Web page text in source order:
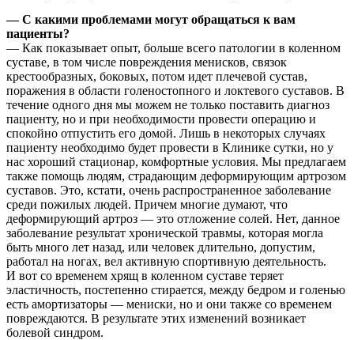
— С какими проблемами могут обращаться к вам
пациенты?
— Как показывает опыт, больше всего патологии в коленном
суставе, в том числе повреждения менисков, связок
крестообразных, боковых, потом идет плечевой сустав,
поражения в области голеностопного и локтевого суставов. В
течение одного дня мы можем не только поставить диагноз
пациенту, но и при необходимости провести операцию и
спокойно отпустить его домой. Лишь в некоторых случаях
пациенту необходимо будет провести в Клинике сутки, но у
нас хороший стационар, комфортные условия. Мы предлагаем
также помощь людям, страдающим деформирующим артрозом
суставов. Это, кстати, очень распространенное заболевание
среди пожилых людей. Причем многие думают, что
деформирующий артроз — это отложение солей. Нет, данное
заболевание результат хронической травмы, которая могла
быть много лет назад, или человек длительно, допустим,
работал на ногах, вел активную спортивную деятельность.
И вот со временем хрящ в коленном суставе теряет
эластичность, постепенно стирается, между бедром и голенью
есть амортизаторы — мениски, но и они также со временем
повреждаются. В результате этих изменений возникает
болевой синдром.